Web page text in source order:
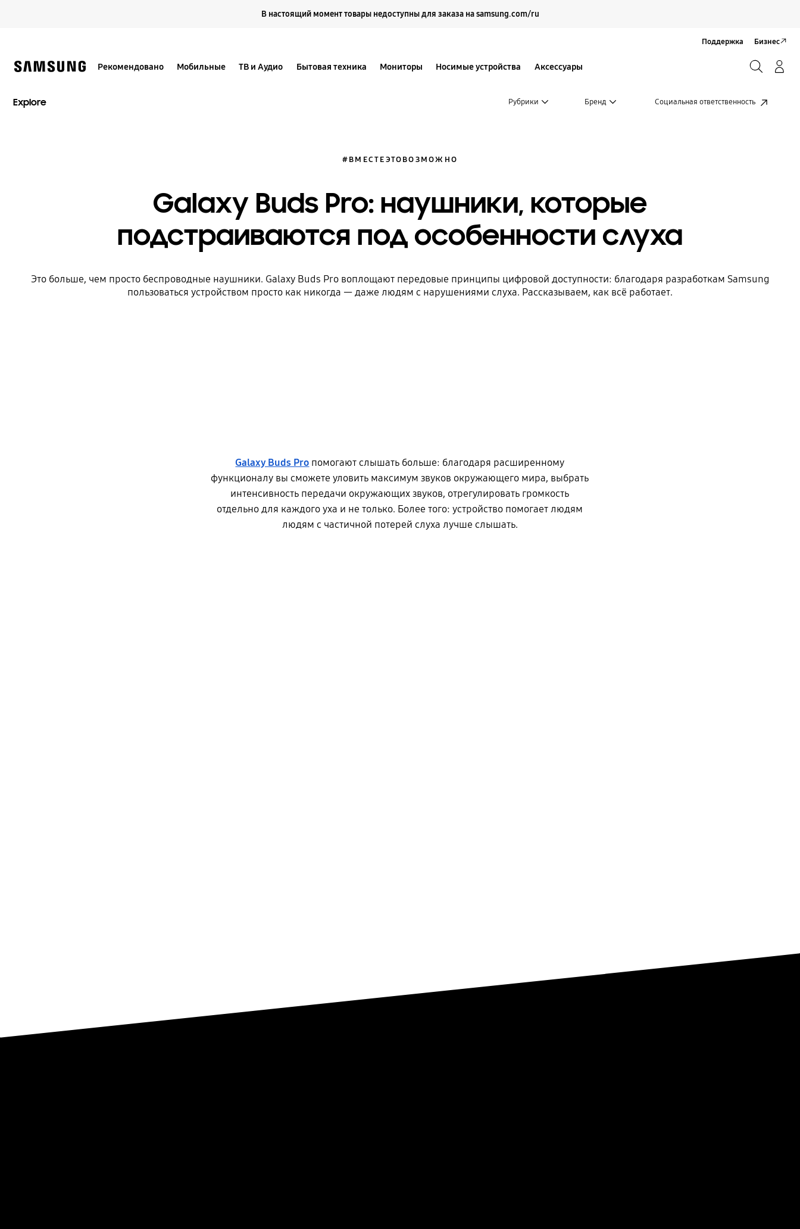
В настоящий момент товары недоступны для заказа на samsung.com/ru
Рекомендовано Мобильные ТВ и Аудио Бытовая техника Мониторы Носимые устройства Аксессуары
Поддержка Бизнес
Explore Рубрики Бренд Социальная ответственность
#ВМЕСТЕЭТОВОЗМОЖНО
Galaxy Buds Pro: наушники, которые
подстраиваются под особенности слуха
Это больше, чем просто беспроводные наушники. Galaxy Buds Pro воплощают передовые принципы цифровой доступности: благодаря разработкам Samsung
пользоваться устройством просто как никогда — даже людям с нарушениями слуха. Рассказываем, как всё работает.
Galaxy Buds Pro помогают слышать больше: благодаря расширенному
функционалу вы сможете уловить максимум звуков окружающего мира, выбрать
интенсивность передачи окружающих звуков, отрегулировать громкость
отдельно для каждого уха и не только. Более того: устройство помогает людям
людям с частичной потерей слуха лучше слышать.